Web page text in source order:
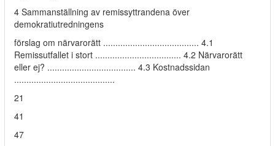
4 Sammanställning av remissyttrandena över
demokratiutredningens
förslag om närvarorätt ....................................... 4.1
Remissutfallet i stort ................................... 4.2 Närvarorätt
eller ej? .................................... 4.3 Kostnadssidan
.........................................
21
41
47